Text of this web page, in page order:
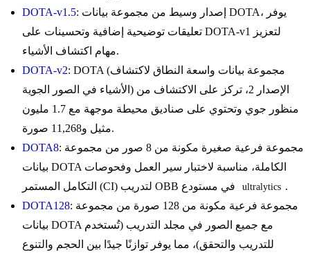
DOTA-v1.5: إصدار وسيط من مجموعة بيانات DOTA، يوفر
تعليقات توضيحية إضافية وتحسينات على DOTA-v1 لتعزيز
مهام اكتشاف الأشياء.
DOTA-v2: DOTA (مجموعة بيانات واسعة النطاق لاكتشاف
الأشياء في الصور الجوية) الإصدار 2، تركز على الاكتشاف من
منظور جوي وتحتوي على صناديق محيطة موجهة مع 1.7 مليون
مثيل و11,268 صورة.
DOTA8: مجموعة فرعية صغيرة مكونة من 8 صور من مجموعة
بيانات DOTA الكاملة، مناسبة لاختبار سير العمل وفحوصات
ultralytics .
DOTA128: مجموعة فرعية مكونة من 128 صورة من مجموعة
بيانات DOTA مع جميع الصور في مجلد التدريب (تُستخدم
للتدريب والتحقق)، مما يوفر توازنًا جيدًا بين الحجم والتنوع